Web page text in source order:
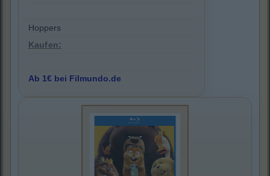
Hoppers
Kaufen:
Ab 1€ bei Filmundo.de